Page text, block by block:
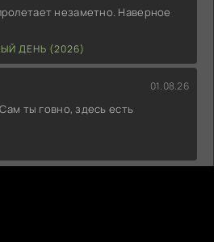
незаметно. Наверное
ДЕНЬ (2026)
01.08.26
ты говно, здесь есть